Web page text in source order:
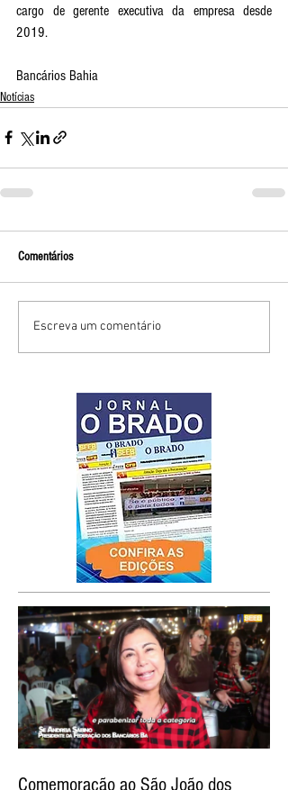
cargo de gerente executiva da empresa desde
2019.
Bancários Bahia
Notícias
Comentários
Escreva um comentário
Comemoração ao São João dos